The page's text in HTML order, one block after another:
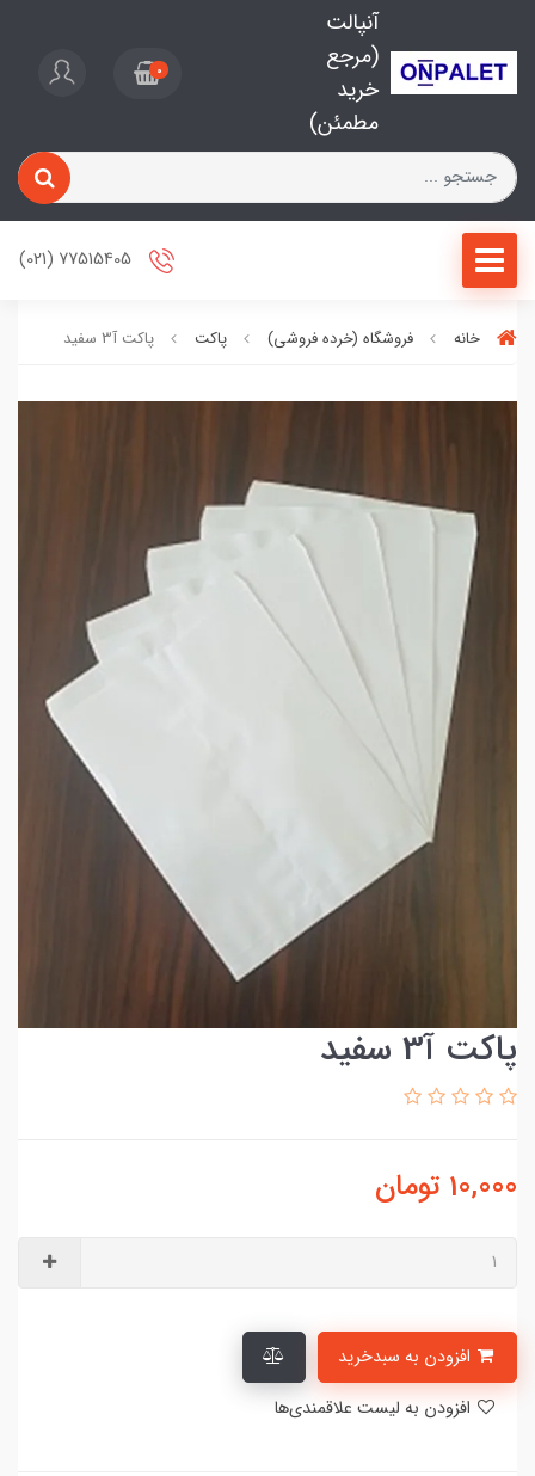
آنپالت
(مرجع
خرید
مطمئن)
0
خانه فروشگاه (خرده فروشی) پاکت پاکت آ3 سفید
پاکت آ3 سفید
10,000 تومان